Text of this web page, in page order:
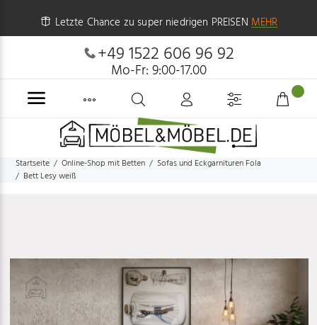
Letzte Chance zu super niedrigen PREISEN MEHR
+49 1522 606 96 92
Mo-Fr: 9:00-17.00
Startseite Online-Shop mit Betten
Sofas und Eckgarnituren Fola
Bett Lesy weiß